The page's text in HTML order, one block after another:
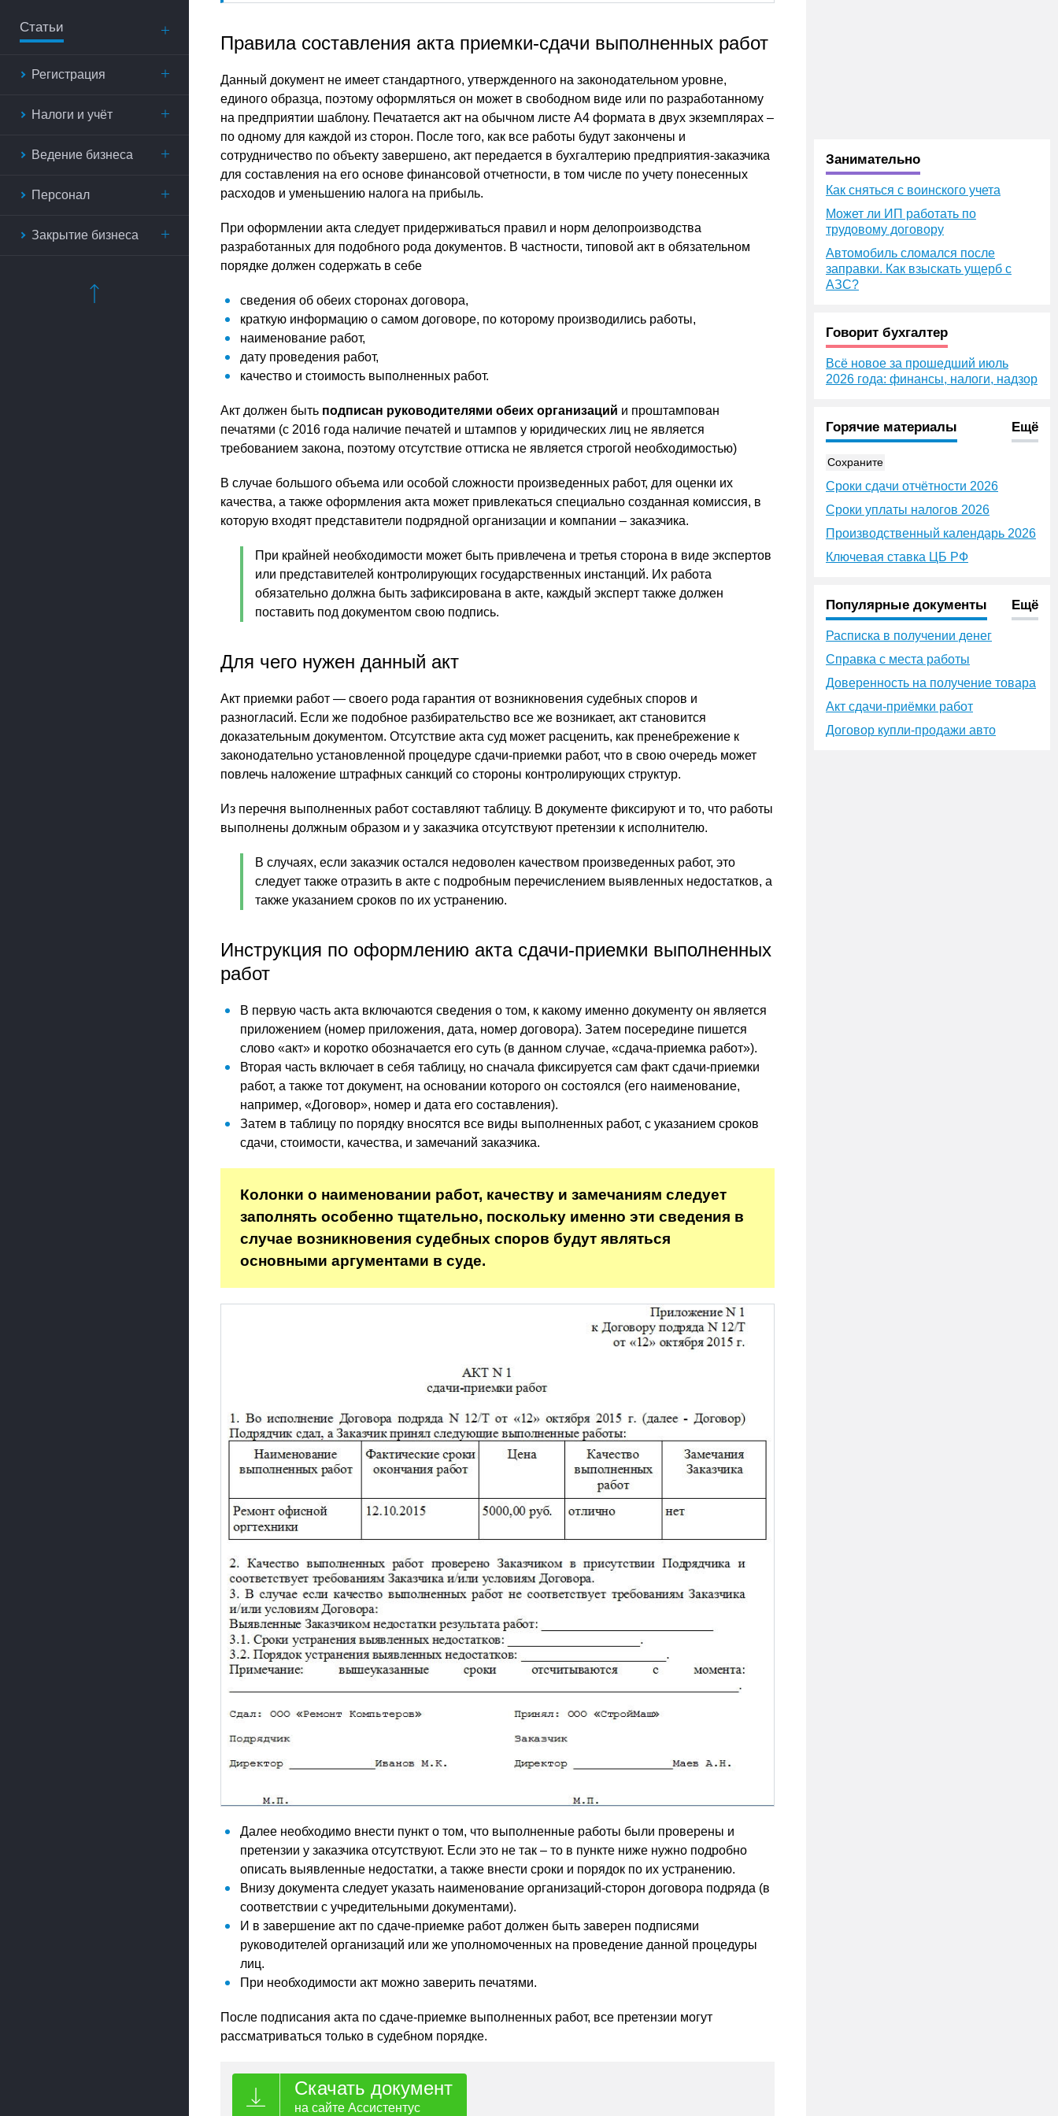
Статьи
Регистрация
Налоги и учёт
Ведение бизнеса
Персонал
Закрытие бизнеса
Правила составления акта приемки-сдачи выполненных работ
Данный документ не имеет стандартного, утвержденного на законодательном уровне,
единого образца, поэтому оформляться он может в свободном виде или по разработанному
на предприятии шаблону. Печатается акт на обычном листе А4 формата в двух экземплярах –
по одному для каждой из сторон. После того, как все работы будут закончены и
сотрудничество по объекту завершено, акт передается в бухгалтерию предприятия-заказчика
для составления на его основе финансовой отчетности, в том числе по учету понесенных
расходов и уменьшению налога на прибыль.
При оформлении акта следует придерживаться правил и норм делопроизводства
разработанных для подобного рода документов. В частности, типовой акт в обязательном
порядке должен содержать в себе
сведения об обеих сторонах договора,
краткую информацию о самом договоре, по которому производились работы,
наименование работ,
дату проведения работ,
качество и стоимость выполненных работ.
Акт должен быть подписан руководителями обеих организаций и проштампован
печатями (с 2016 года наличие печатей и штампов у юридических лиц не является
требованием закона, поэтому отсутствие оттиска не является строгой необходимостью)
В случае большого объема или особой сложности произведенных работ, для оценки их
качества, а также оформления акта может привлекаться специально созданная комиссия, в
которую входят представители подрядной организации и компании – заказчика.
При крайней необходимости может быть привлечена и третья сторона в виде экспертов
или представителей контролирующих государственных инстанций. Их работа
обязательно должна быть зафиксирована в акте, каждый эксперт также должен
поставить под документом свою подпись.
Для чего нужен данный акт
Акт приемки работ — своего рода гарантия от возникновения судебных споров и
разногласий. Если же подобное разбирательство все же возникает, акт становится
доказательным документом. Отсутствие акта суд может расценить, как пренебрежение к
законодательно установленной процедуре сдачи-приемки работ, что в свою очередь может
повлечь наложение штрафных санкций со стороны контролирующих структур.
Из перечня выполненных работ составляют таблицу. В документе фиксируют и то, что работы
выполнены должным образом и у заказчика отсутствуют претензии к исполнителю.
В случаях, если заказчик остался недоволен качеством произведенных работ, это
следует также отразить в акте с подробным перечислением выявленных недостатков, а
также указанием сроков по их устранению.
Инструкция по оформлению акта сдачи-приемки выполненных
работ
В первую часть акта включаются сведения о том, к какому именно документу он является
приложением (номер приложения, дата, номер договора). Затем посередине пишется
слово «акт» и коротко обозначается его суть (в данном случае, «сдача-приемка работ»).
Вторая часть включает в себя таблицу, но сначала фиксируется сам факт сдачи-приемки
работ, а также тот документ, на основании которого он состоялся (его наименование,
например, «Договор», номер и дата его составления).
Затем в таблицу по порядку вносятся все виды выполненных работ, с указанием сроков
сдачи, стоимости, качества, и замечаний заказчика.
Колонки о наименовании работ, качеству и замечаниям следует
заполнять особенно тщательно, поскольку именно эти сведения в
случае возникновения судебных споров будут являться
основными аргументами в суде.
Далее необходимо внести пункт о том, что выполненные работы были проверены и
претензии у заказчика отсутствуют. Если это не так – то в пункте ниже нужно подробно
описать выявленные недостатки, а также внести сроки и порядок по их устранению.
Внизу документа следует указать наименование организаций-сторон договора подряда (в
соответствии с учредительными документами).
И в завершение акт по сдаче-приемке работ должен быть заверен подписями
руководителей организаций или же уполномоченных на проведение данной процедуры
лиц.
При необходимости акт можно заверить печатями.
После подписания акта по сдаче-приемке выполненных работ, все претензии могут
рассматриваться только в судебном порядке.
Скачать документ
на сайте Ассистентус
Занимательно
Как сняться с воинского учета
Может ли ИП работать по
трудовому договору
Автомобиль сломался после
заправки. Как взыскать ущерб с
АЗС?
Говорит бухгалтер
Всё новое за прошедший июль
2026 года: финансы, налоги, надзор
Горячие материалы Ещё
Сохраните
Сроки сдачи отчётности 2026
Сроки уплаты налогов 2026
Производственный календарь 2026
Ключевая ставка ЦБ РФ
Популярные документы Ещё
Расписка в получении денег
Справка с места работы
Доверенность на получение товара
Акт сдачи-приёмки работ
Договор купли-продажи авто